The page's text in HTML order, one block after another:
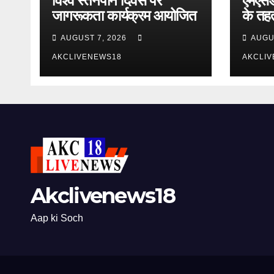
जागरूकता कार्यक्रम आयोजित
AUGUST 7, 2026
AKCLIVENEWS18
के
Akclivenews18
Aap ki Soch